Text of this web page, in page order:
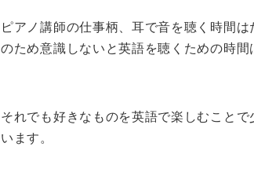
ピアノ講師の仕事柄、耳で音を聴く時間
のため意識しないと英語を聴くための時間
それでも好きなものを英語で楽しむこと
います。